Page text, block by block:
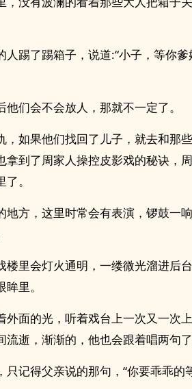
踢了踢箱子，说道:“小子，等你爹
们会不会放人，那就不一定了。
，如果他们找回了儿子，就去和那
拿到了周家人操控皮影戏的秘诀，
。
地方，这里时常会有表演，锣鼓一
楼里会灯火通明，一缕微光溜进后
里。
外面的光，听着戏台上一次又一次
逝，渐渐的，他也会跟着唱两句了
记得父亲说的那句，“你要乖乖的